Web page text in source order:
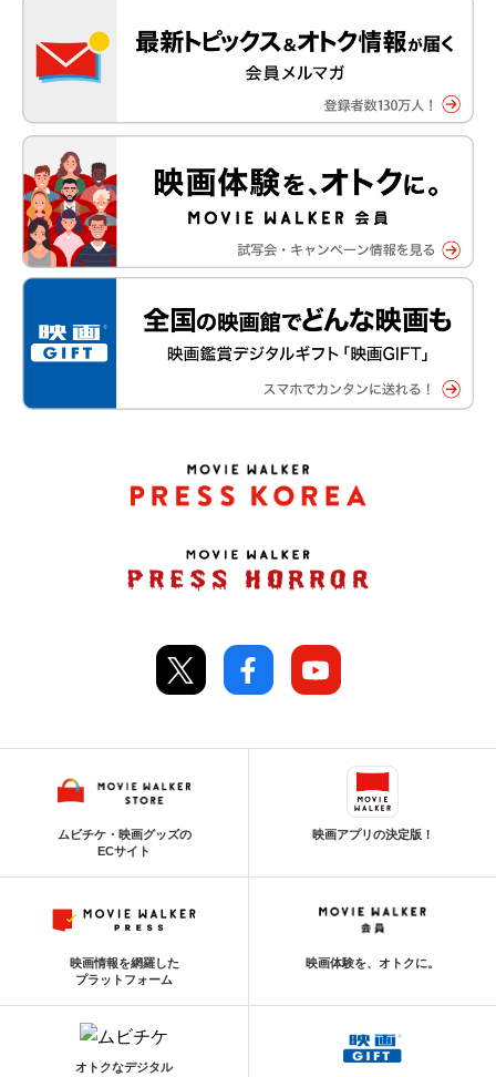
ムビチケ・映画グッズの
ECサイト
映画アプリの決定版！
映画情報を網羅した
プラットフォーム
映画体験を、オトクに。
オトクなデジタル